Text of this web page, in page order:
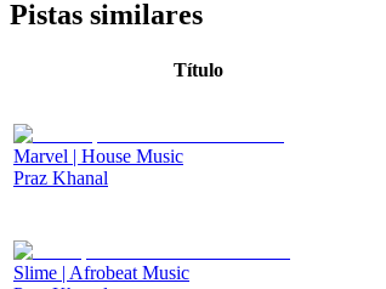
Pistas similares
Título
Marvel | House Music
Praz Khanal
Slime | Afrobeat Music